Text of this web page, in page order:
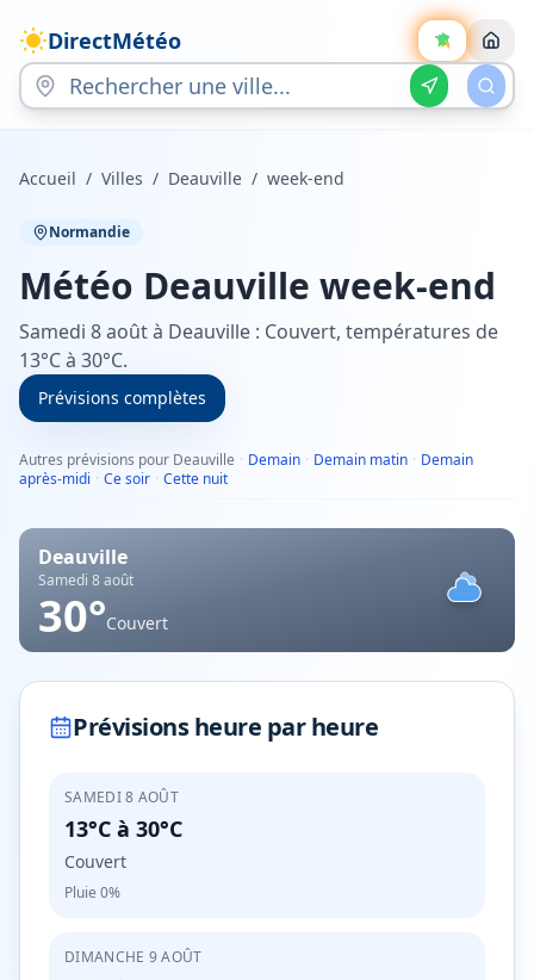
DirectMétéo
Accueil / Villes / Deauville / week-end
Normandie
Météo Deauville week-end
Samedi 8 août à Deauville : Couvert, températures de
13°C à 30°C.
Prévisions complètes
Autres prévisions pour Deauville · Demain · Demain matin · Demain
après-midi · Ce soir · Cette nuit
Deauville
Samedi 8 août
30°Couvert
Prévisions heure par heure
SAMEDI 8 AOÛT
13°C à 30°C
Couvert
Pluie 0%
DIMANCHE 9 AOÛT